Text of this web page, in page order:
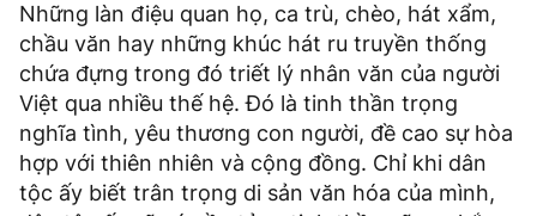
Những làn điệu quan họ, ca trù, chèo, hát xẩm,
chầu văn hay những khúc hát ru truyền thống
chứa đựng trong đó triết lý nhân văn của người
Việt qua nhiều thế hệ. Đó là tinh thần trọng
nghĩa tình, yêu thương con người, đề cao sự hòa
hợp với thiên nhiên và cộng đồng. Chỉ khi dân
tộc ấy biết trân trọng di sản văn hóa của mình,